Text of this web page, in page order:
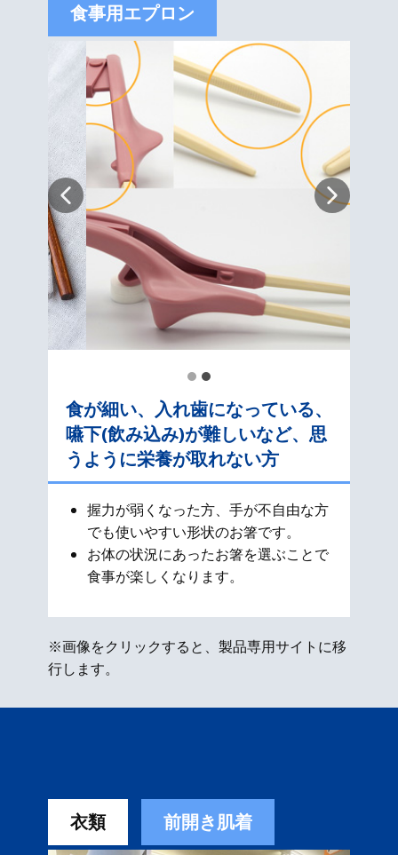
食事用エプロン
食が細い、入れ歯になっている、
嚥下(飲み込み)が難しいなど、思
うように栄養が取れない方
握力が弱くなった方、手が不自由な方
でも使いやすい形状のお箸です。
お体の状況にあったお箸を選ぶことで
食事が楽しくなります。
※画像をクリックすると、製品専用サイトに移
行します。
衣類 前開き肌着